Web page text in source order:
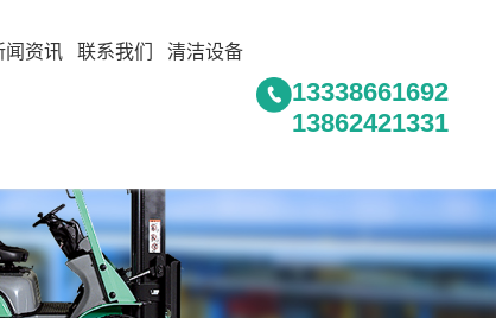
闻资讯 联系我们 清洁设备
13338661692
13862421331